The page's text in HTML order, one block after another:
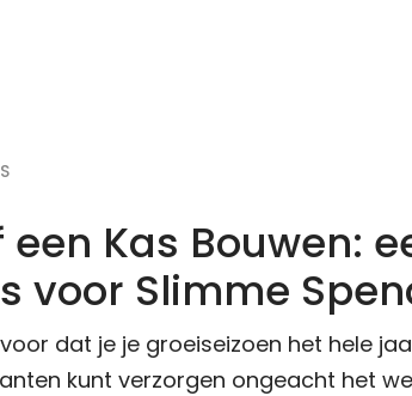
een Kas Bouwen:
voor Slimme
dat je je groeiseizoen het hele
kunt verzorgen ongeacht het